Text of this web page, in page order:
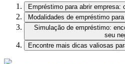
Empréstimo para abrir empresa:
Modalidades de empréstimo
Simulação de empréstimo:
seu
Encontre mais dicas valiosas